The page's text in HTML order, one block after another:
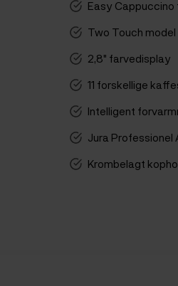
Easy Cappuccino
Two Touch model
2,8" farvedisplay
11 forskellige
Intelligent
Jura
Krombelagt